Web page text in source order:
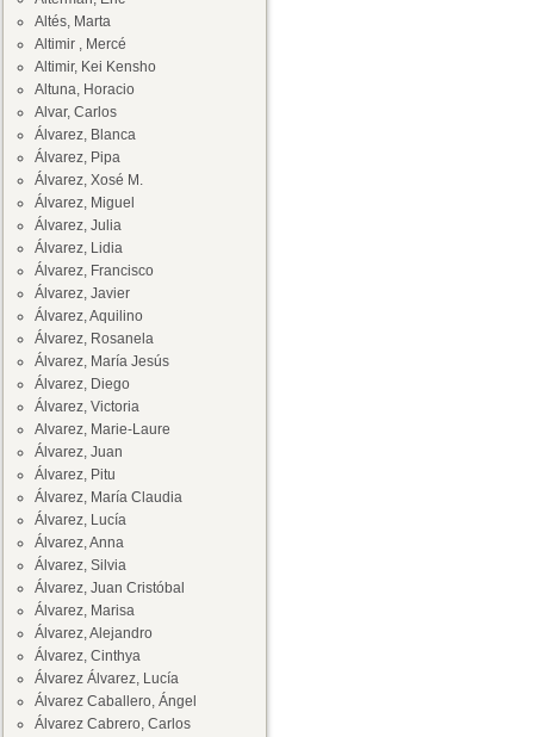
Altés, Marta
Altimir , Mercé
Altimir, Kei Kensho
Altuna, Horacio
Alvar, Carlos
Álvarez, Blanca
Álvarez, Pipa
Álvarez, Xosé M.
Álvarez, Miguel
Álvarez, Julia
Álvarez, Lidia
Álvarez, Francisco
Álvarez, Javier
Álvarez, Aquilino
Álvarez, Rosanela
Álvarez, María Jesús
Álvarez, Diego
Álvarez, Victoria
Alvarez, Marie-Laure
Álvarez, Juan
Álvarez, Pitu
Álvarez, María Claudia
Álvarez, Lucía
Álvarez, Anna
Álvarez, Silvia
Álvarez, Juan Cristóbal
Álvarez, Marisa
Álvarez, Alejandro
Álvarez, Cinthya
Álvarez Álvarez, Lucía
Álvarez Caballero, Ángel
Álvarez Cabrero, Carlos